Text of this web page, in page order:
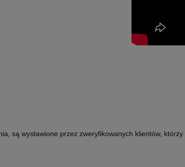
są wystawione przez zweryfikowanych klientów, którzy